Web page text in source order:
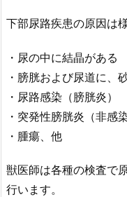
下部尿路疾患の原因は
・尿の中に結晶がある
・膀胱および尿道に、
・尿路感染（膀胱炎）
・突発性膀胱炎（非感
・腫瘍、他
獣医師は各種の検査で
行います。